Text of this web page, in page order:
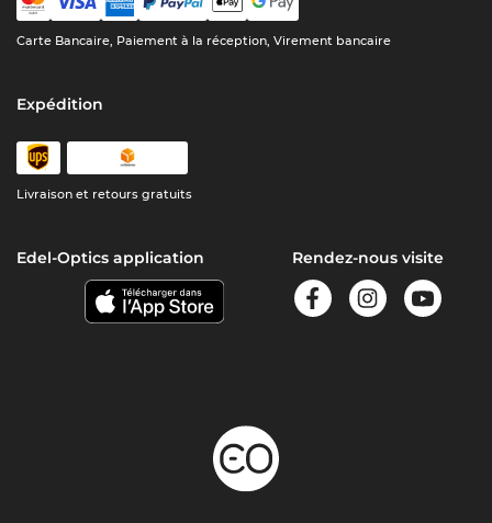
Carte Bancaire, Paiement à la réception, Virement bancaire
Expédition
Livraison et retours gratuits
Edel-Optics application Rendez-nous visite